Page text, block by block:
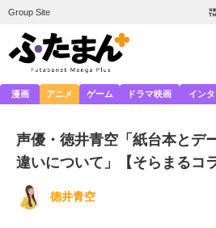
Group Site
漫画 アニメ ゲーム ドラマ映画 イン
声優・徳井青空「紙台本とデ
違いについて」【そらまるコ
徳井青空